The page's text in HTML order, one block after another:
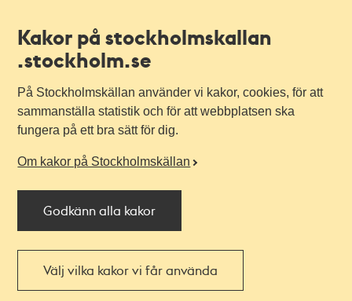
Kakor på stockholmskallan
.stockholm.se
På Stockholmskällan använder vi kakor, cookies, för att
sammanställa statistik och för att webbplatsen ska
fungera på ett bra sätt för dig.
Om kakor på Stockholmskällan
Godkänn alla kakor
Välj vilka kakor vi får använda